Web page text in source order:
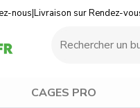
nous|Livraison sur Rendez-
CAGES PRO